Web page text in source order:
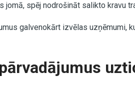
spēj nodrošināt salikto kravu
galvenokārt izvēlas uzņēmumi,